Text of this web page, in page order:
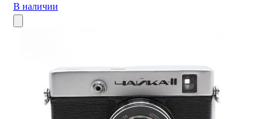
В наличии